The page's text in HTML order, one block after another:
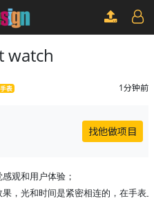
watch
手表 1分钟前
找他做项目
观和用户体验；
，光和时间是紧密相连的，在手表